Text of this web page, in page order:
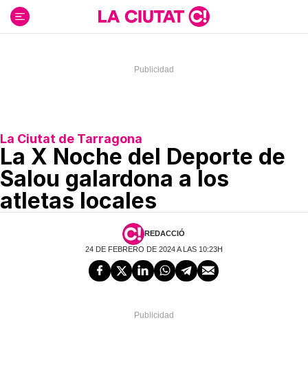
contenido
La Ciutat de Tarragona
La X Noche del Deporte de
Salou galardona a los
atletas locales
REDACCIÓ
24 DE FEBRERO DE 2024 A LAS 10:23H